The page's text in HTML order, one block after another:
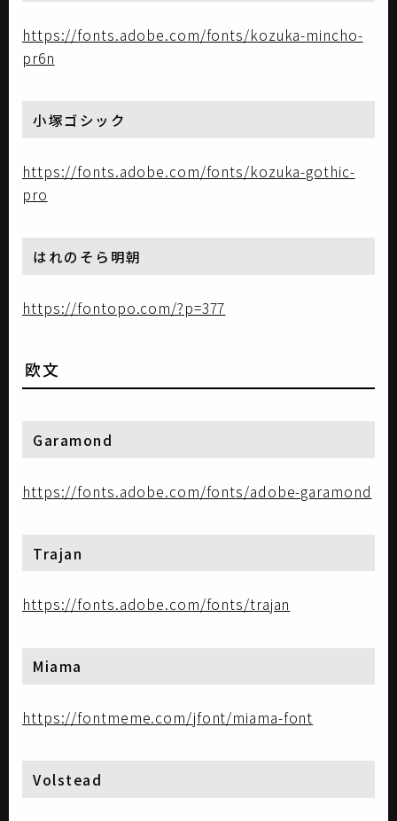
https://fonts.adobe.com/fonts/kozuka-mincho-
pr6n
小塚ゴシック
https://fonts.adobe.com/fonts/kozuka-gothic-
pro
はれのそら明朝
https://fontopo.com/?p=377
欧文
Garamond
https://fonts.adobe.com/fonts/adobe-garamond
Trajan
https://fonts.adobe.com/fonts/trajan
Miama
https://fontmeme.com/jfont/miama-font
Volstead